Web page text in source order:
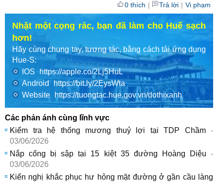
0 thích | Trả lời | Vi phạm
Nhặt một cọng rác, bạn đã làm cho Huế sạch
hơn!
Hãy cùng chung tay, tương tác, bằng cách tải ứng dụng
Hue-S:
IOS
https://apple.co/2Lj5HuL
Android
https://bit.ly/2EysWta
Website
https://tuongtac.hue.gov.vn/dothixanh
Các phản ánh cùng lĩnh vực
Kiểm tra hệ thống mương thuỷ lợi tại TDP Chầm-
03/06/2026
Nắp cống bị sập tại 15 kiệt 35 đường Hoàng Diệu -
03/06/2026
Kiến nghị khắc phục hư hỏng mặt đường ở gần cầu làng